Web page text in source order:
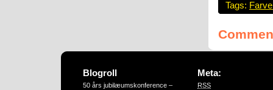
Tags:
Blogroll
50 års jubilæumskonference –
Meta:
RSS